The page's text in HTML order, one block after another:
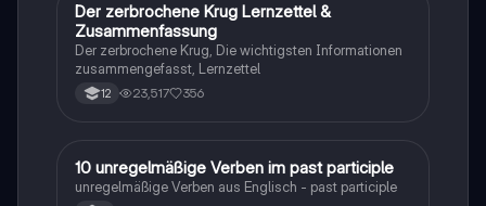
Deutsch
Der zerbrochene Krug Lernzettel &
Zusammenfassung
Der zerbrochene Krug, Die wichtigsten Informationen
zusammengefasst, Lernzettel
12 23,517 356
1 Englisch
10 unregelmäßige Verben im past participle
unregelmäßige Verben aus Englisch - past participle